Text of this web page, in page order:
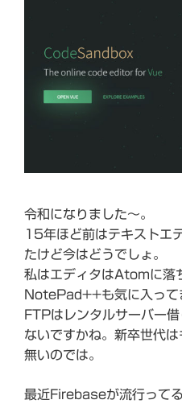
令和になりました～。
15年ほど前はテキストエ
たけど今はどうでしょ。
私はエディタはAtomに落
NotePad++も気に入って
FTPはレンタルサーバー
ないですかね。新卒世代
無いのでは。
最近Firebaseが流行って